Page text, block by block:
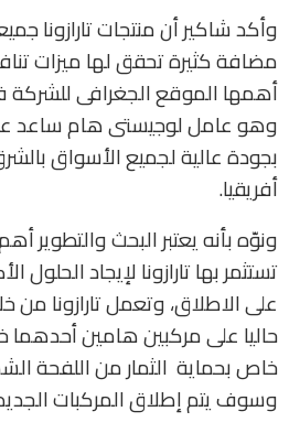
وأكد شاكير أن منتجات تارازونا
مضافة كثيرة تحقق لها ميزات
أهمها الموقع الجغرافى للشركة
وهو عامل لوجيستى هام ساعد
بجودة عالية لجميع الأسواق
أفريقيا.
ونوّه بأنه يعتبر البحث والتطوير
تستثمر بها تارازونا لإيجاد الحلول
على الاطلاق، وتعمل تارازونا من
حاليا على مركبين هامين أحدهما
وسوف يتم إطلاق المركبات